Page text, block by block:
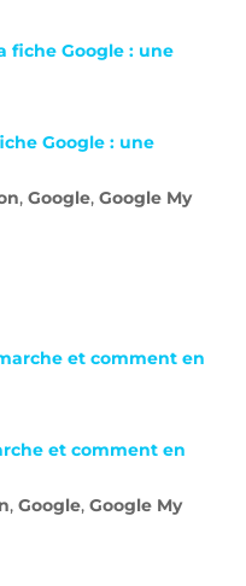
Google : une
, Google, Google My
et comment en
, Google, Google My